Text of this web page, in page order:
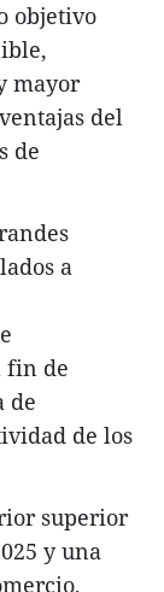
objetivo
mayor
del
de
a
fin de
de
de los
superior
y una